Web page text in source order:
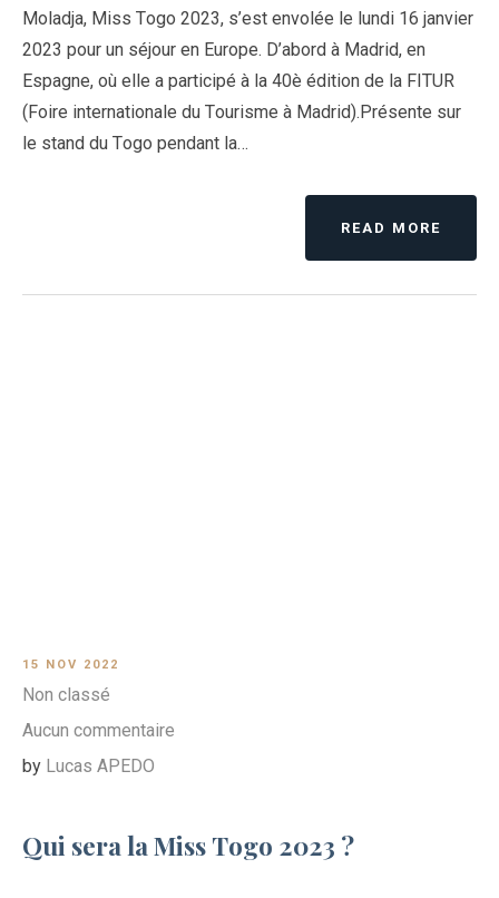
Moladja, Miss Togo 2023, s’est envolée le lundi 16 janvier
2023 pour un séjour en Europe. D’abord à Madrid, en
Espagne, où elle a participé à la 40è édition de la FITUR
(Foire internationale du Tourisme à Madrid).Présente sur
le stand du Togo pendant la…
READ MORE
15 NOV 2022
Non classé
Aucun commentaire
by Lucas APEDO
Qui sera la Miss Togo 2023 ?